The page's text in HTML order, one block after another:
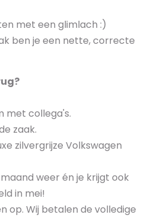
met een glimlach :)
ben je een nette, correcte
met collega's.
zaak.
zilvergrijze Volkswagen
weer én je krijgt ook
in mei!
op. Wij betalen de volledige